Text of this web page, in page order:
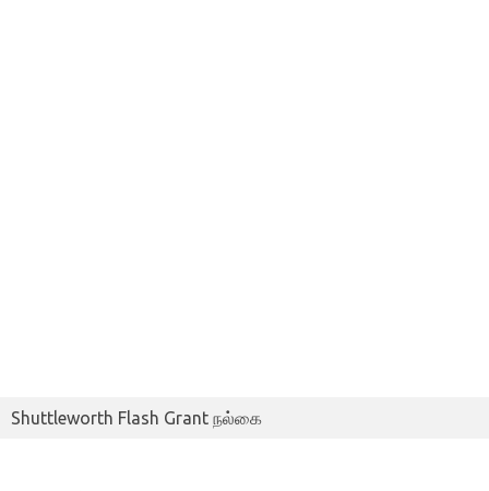
Shuttleworth Flash Grant நல்கை